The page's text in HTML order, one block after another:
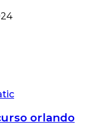
orlando